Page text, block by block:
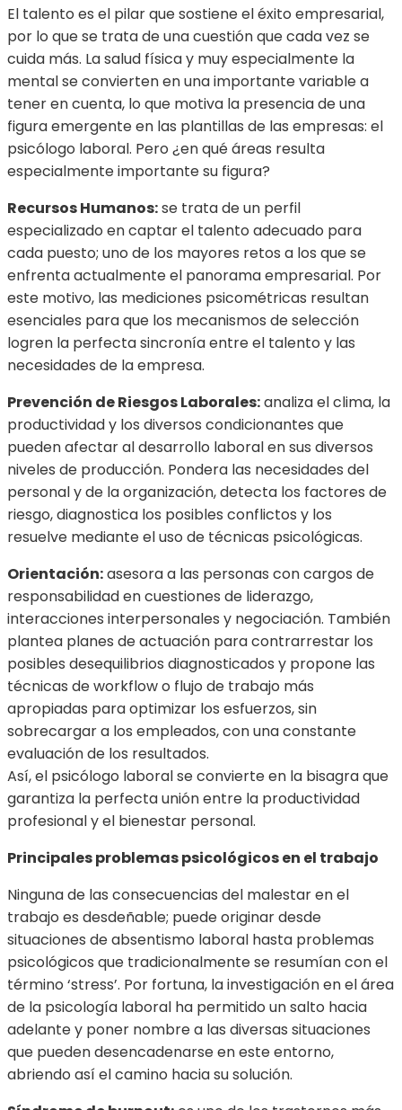
El talento es el pilar que sostiene el éxito empresarial,
por lo que se trata de una cuestión que cada vez se
cuida más. La salud física y muy especialmente la
mental se convierten en una importante variable a
tener en cuenta, lo que motiva la presencia de una
figura emergente en las plantillas de las empresas: el
psicólogo laboral. Pero ¿en qué áreas resulta
especialmente importante su figura?
Recursos Humanos:se trata de un perfil
especializado en captar el talento adecuado para
cada puesto; uno de los mayores retos a los que se
enfrenta actualmente el panorama empresarial. Por
este motivo, las mediciones psicométricas resultan
esenciales para que los mecanismos de selección
logren la perfecta sincronía entre el talento y las
necesidades de la empresa.
Prevención de Riesgos Laborales:analiza el clima, la
productividad y los diversos condicionantes que
pueden afectar al desarrollo laboral en sus diversos
niveles de producción. Pondera las necesidades del
personal y de la organización, detecta los factores de
riesgo, diagnostica los posibles conflictos y los
resuelve mediante el uso de técnicas psicológicas.
Orientación:asesora a las personas con cargos de
responsabilidad en cuestiones de liderazgo,
interacciones interpersonales y negociación. También
plantea planes de actuación para contrarrestar los
posibles desequilibrios diagnosticados y propone las
técnicas de workflow o flujo de trabajo más
apropiadas para optimizar los esfuerzos, sin
sobrecargar a los empleados, con una constante
evaluación de los resultados.
Así, el psicólogo laboral se convierte en la bisagra que
garantiza la perfecta unión entre la productividad
profesional y el bienestar personal.
Principales problemas psicológicos en el trabajo
Ninguna de las consecuencias del malestar en el
trabajo es desdeñable; puede originar desde
situaciones de absentismo laboral hasta problemas
psicológicos que tradicionalmente se resumían con el
término ‘stress’. Por fortuna, la investigación en el área
de la psicología laboral ha permitido un salto hacia
adelante y poner nombre a las diversas situaciones
que pueden desencadenarse en este entorno,
abriendo así el camino hacia su solución.